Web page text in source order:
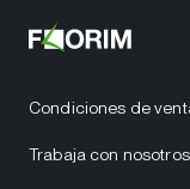
Condiciones de
Trabaja con nosotros